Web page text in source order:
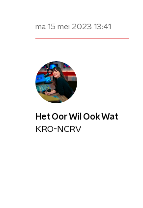
ma 15 mei 2023 13:41
Het Oor Wil Ook Wat
KRO-NCRV